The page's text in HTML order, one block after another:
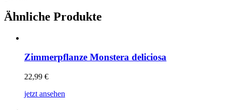
Ähnliche Produkte
Zimmerpflanze Monstera deliciosa
22,99 €
jetzt ansehen